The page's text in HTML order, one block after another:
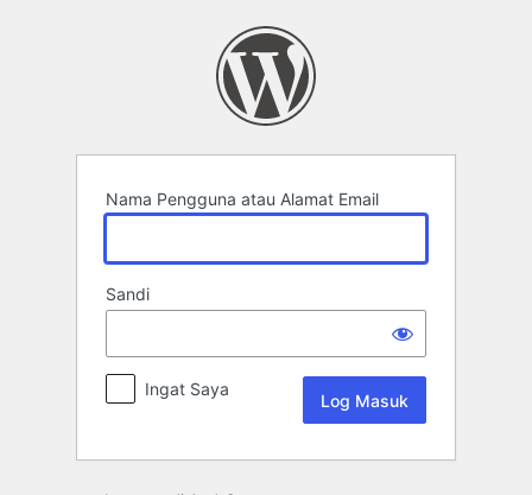
Nama Pengguna atau Alamat Email
Sandi
Ingat Saya